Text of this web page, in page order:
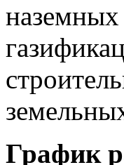
наземных
График